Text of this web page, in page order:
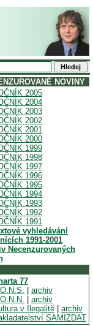
NOVINY
2005
2004
2003
2002
2001
2000
1999
1998
1997
1996
1995
1994
1993
1992
1991
vyhledávání
1991-2001
Necenzurovaných
77
archiv
archiv
v Ilegalitě
archiv
SAMIZDAT